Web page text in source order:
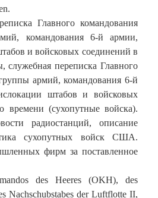
Главного командования
командования 6-й армии,
и войсковых соединений в
служебная переписка Главного
армий, командования 6-й
штабов и войсковых
времени (сухопутные войска).
радиостанций, описание
сухопутных войск США.
фирм за поставленное
des Heeres (OKH), des
Nachschubstabes der Luftflotte II,